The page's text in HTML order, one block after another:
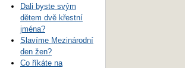
Dali byste svým
dětem dvě křestní
jména?
Slavíme Mezinárodní
den žen?
Co říkáte na